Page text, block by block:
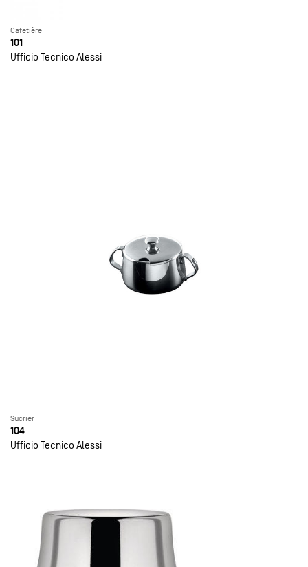
Cafetière
101
Ufficio Tecnico Alessi
Sucrier
104
Ufficio Tecnico Alessi